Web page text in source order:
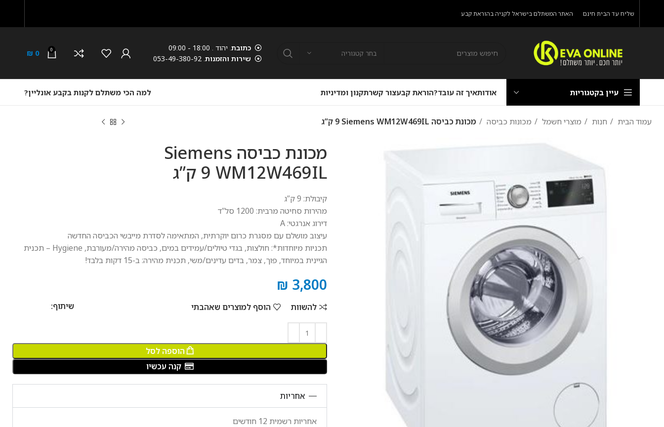
שליח עד הבית חינם האתר המשתלם בישראל לקניה בהוראת קבע
בחר קטגוריה
כתובת . יהוד . 18:00 - 09:00
שירות והזמנות
0
₪ 0
עיין בקטגוריות אודותאיך זה עובד?הוראת קבעצור קשרתקנון ומדיניות למה הכי משתלם לקנות בקבע אונליין?
עמוד הבית חנות מוצרי חשמל מכונות כביסה מכונת כביסה Siemens WM12W469IL ‏9 ‏ק”ג
מכונת כביסה Siemens
WM12W469IL ‏9 ‏ק”ג
קיבולת: 9 ק”ג
מהירות סחיטה מרבית: 1200 סל”ד
דירוג אנרגטי: A
עיצוב מושלם עם מסגרת כרום יוקרתית, המתאימה לסדרת מייבשי הכביסה החדשה
תכניות מיוחדות*: חולצות, בגדי טיולים/עמידים במים, כביסה מהירה/מעורבת, Hygiene – תכנית
הגיינית במיוחד, פוך, צמר, בדים עדינים/משי, תכנית מהירה: ב-15 דקות בלבד!
₪ 3,800
להשוות הוסף למוצרים שאהבתי שיתוף:
הוספה לסל
קנה עכשיו
אחריות
אחריות רשמית 12 חודשים